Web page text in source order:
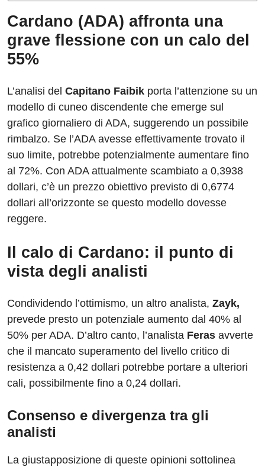
Cardano (ADA) affronta una
grave flessione con un calo del
55%
L’analisi del Capitano Faibik porta l’attenzione su un
modello di cuneo discendente che emerge sul
grafico giornaliero di ADA, suggerendo un possibile
rimbalzo. Se l’ADA avesse effettivamente trovato il
suo limite, potrebbe potenzialmente aumentare fino
al 72%. Con ADA attualmente scambiato a 0,3938
dollari, c’è un prezzo obiettivo previsto di 0,6774
dollari all’orizzonte se questo modello dovesse
reggere.
Il calo di Cardano: il punto di
vista degli analisti
Condividendo l’ottimismo, un altro analista, Zayk,
prevede presto un potenziale aumento dal 40% al
50% per ADA. D’altro canto, l’analista Feras avverte
che il mancato superamento del livello critico di
resistenza a 0,42 dollari potrebbe portare a ulteriori
cali, possibilmente fino a 0,24 dollari.
Consenso e divergenza tra gli
analisti
La giustapposizione di queste opinioni sottolinea